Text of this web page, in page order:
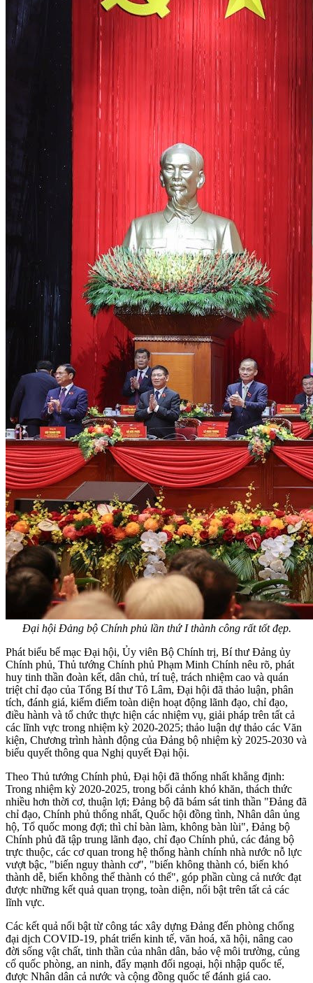
Đại hội Đảng bộ Chính phủ lần thứ I thành công rất tốt đẹp.
Phát biểu bế mạc Đại hội, Ủy viên Bộ Chính trị, Bí thư Đảng ủy
Chính phủ, Thủ tướng Chính phủ Phạm Minh Chính nêu rõ, phát
huy tinh thần đoàn kết, dân chủ, trí tuệ, trách nhiệm cao và quán
triệt chỉ đạo của Tổng Bí thư Tô Lâm, Đại hội đã thảo luận, phân
tích, đánh giá, kiểm điểm toàn diện hoạt động lãnh đạo, chỉ đạo,
điều hành và tổ chức thực hiện các nhiệm vụ, giải pháp trên tất cả
các lĩnh vực trong nhiệm kỳ 2020-2025; thảo luận dự thảo các Văn
kiện, Chương trình hành động của Đảng bộ nhiệm kỳ 2025-2030 và
biểu quyết thông qua Nghị quyết Đại hội.
Theo Thủ tướng Chính phủ, Đại hội đã thống nhất khẳng định:
Trong nhiệm kỳ 2020-2025, trong bối cảnh khó khăn, thách thức
nhiều hơn thời cơ, thuận lợi; Đảng bộ đã bám sát tinh thần "Đảng đã
chỉ đạo, Chính phủ thống nhất, Quốc hội đồng tình, Nhân dân ủng
hộ, Tổ quốc mong đợi; thì chỉ bàn làm, không bàn lùi", Đảng bộ
Chính phủ đã tập trung lãnh đạo, chỉ đạo Chính phủ, các đảng bộ
trực thuộc, các cơ quan trong hệ thống hành chính nhà nước nỗ lực
vượt bậc, "biến nguy thành cơ", "biến không thành có, biến khó
thành dễ, biến không thể thành có thể", góp phần cùng cả nước đạt
được những kết quả quan trọng, toàn diện, nổi bật trên tất cả các
lĩnh vực.
Các kết quả nổi bật từ công tác xây dựng Đảng đến phòng chống
đại dịch COVID-19, phát triển kinh tế, văn hoá, xã hội, nâng cao
đời sống vật chất, tinh thần của nhân dân, bảo vệ môi trường, củng
cố quốc phòng, an ninh, đẩy mạnh đối ngoại, hội nhập quốc tế,
được Nhân dân cả nước và cộng đồng quốc tế đánh giá cao.